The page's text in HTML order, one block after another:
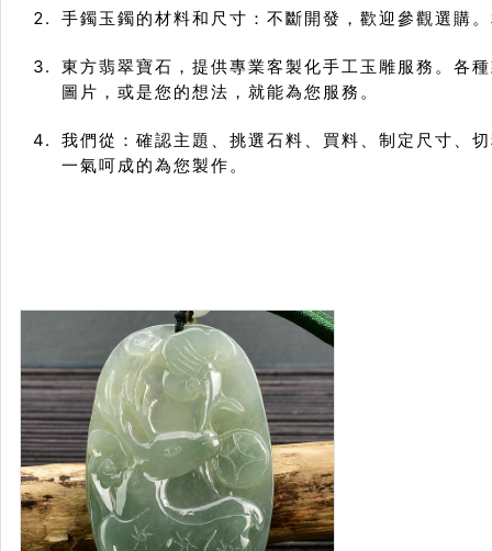
手鐲玉鐲的材料和尺寸：不斷開發，歡迎參觀選購
東方翡翠寶石，提供專業客製化手工玉雕服務。各
圖片，或是您的想法，就能為您服務。
我們從：確認主題、挑選石料、買料、制定尺寸、
一氣呵成的為您製作。